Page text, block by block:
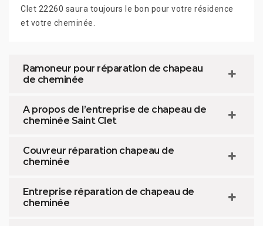
Clet 22260 saura toujours le bon pour votre résidence
et votre cheminée.
Ramoneur pour réparation de chapeau
de cheminée
A propos de l’entreprise de chapeau de
cheminée Saint Clet
Couvreur réparation chapeau de
cheminée
Entreprise réparation de chapeau de
cheminée